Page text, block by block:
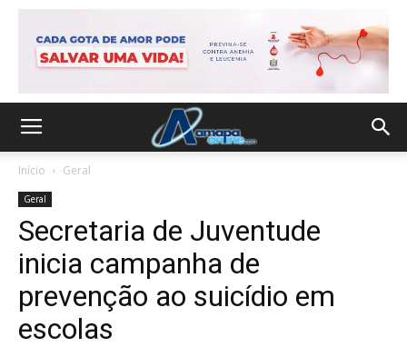
Início Geral
Geral
Secretaria de Juventude
inicia campanha de
prevenção ao suicídio em
escolas